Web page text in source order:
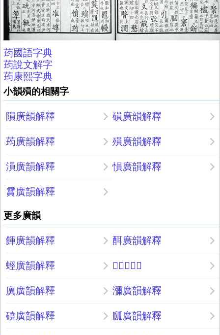
荺國語字典
荺說文解字
荺康熙字典
小韻殞的相關字
隕廣韻解釋 磒廣韻解釋
荺廣韻解釋 殞廣韻解釋
溳廣韻解釋 愪廣韻解釋
霣廣韻解釋
更多廣韻
餫廣韻解釋 䣵廣韻解釋
蛵廣韻解釋 𠜾廣韻解釋
廙廣韻解釋 瀰廣韻解釋
磽廣韻解釋 㼌廣韻解釋